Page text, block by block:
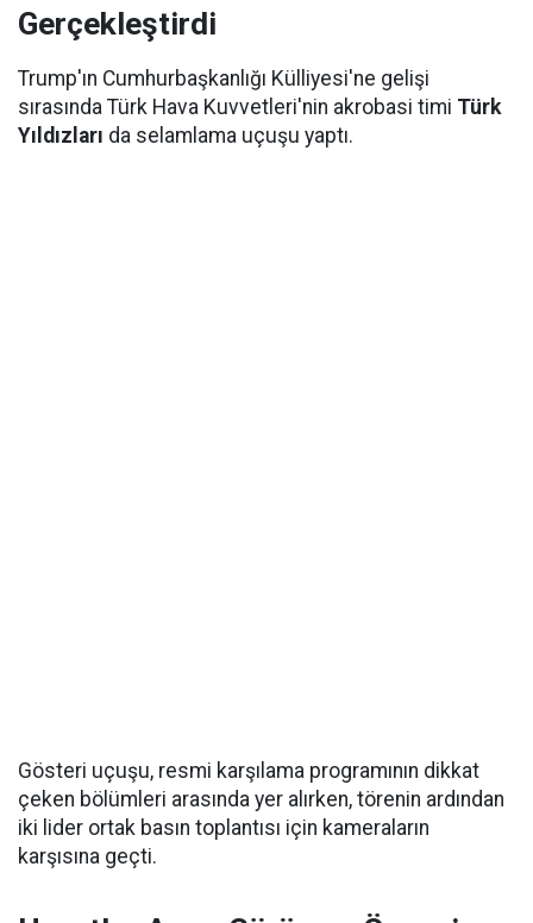
Gerçekleştirdi
Trump'ın Cumhurbaşkanlığı Külliyesi'ne gelişi
sırasında Türk Hava Kuvvetleri'nin akrobasi timi Türk
Yıldızları da selamlama uçuşu yaptı.
Gösteri uçuşu, resmi karşılama programının dikkat
çeken bölümleri arasında yer alırken, törenin ardından
iki lider ortak basın toplantısı için kameraların
karşısına geçti.